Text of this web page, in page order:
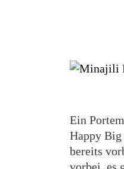
Ein
Happy
bereits